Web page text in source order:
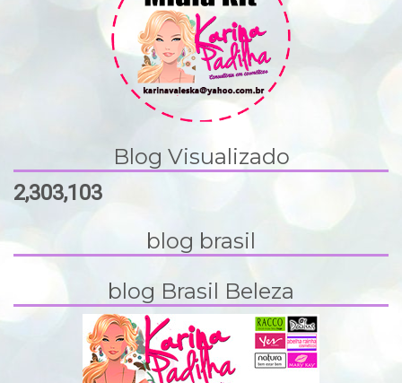
Blog Visualizado
2,303,103
blog brasil
blog Brasil Beleza